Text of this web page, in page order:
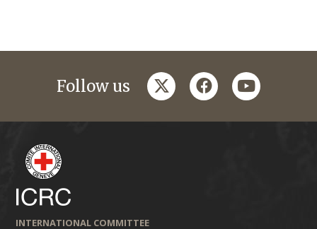
Follow us twitterfacebookyoutube
INTERNATIONAL COMMITTEE